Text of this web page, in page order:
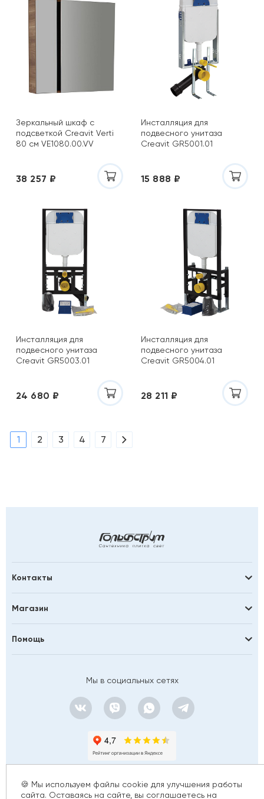
Зеркальный шкаф с
подсветкой Creavit Verti
80 см VE1080.00.VV
38 257 ₽
Инсталляция для
подвесного унитаза
Creavit GR5001.01
15 888 ₽
Инсталляция для
подвесного унитаза
Creavit GR5003.01
24 680 ₽
Инсталляция для
подвесного унитаза
Creavit GR5004.01
28 211 ₽
1 2 3 4 7
Контакты
Магазин
Помощь
Мы в социальных сетях
🍪 Мы используем файлы cookie для улучшения работы
сайта. Оставаясь на сайте, вы соглашаетесь на